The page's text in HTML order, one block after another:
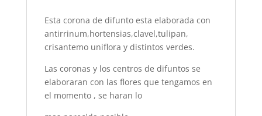
Esta corona de difunto esta elaborada con
antirrinum,hortensias,clavel,tulipan,
crisantemo uniflora y distintos verdes.
Las coronas y los centros de difuntos se
elaboraran con las flores que tengamos en
el momento , se haran lo